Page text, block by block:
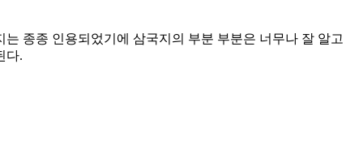
종종 인용되었기에 삼국지의 부분 부분은 너무나 잘 알고
다.